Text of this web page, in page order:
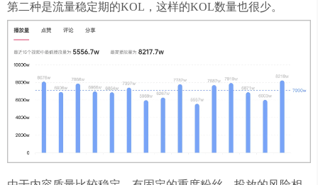
第二种是流量稳定期的KOL，这样的KOL数量也很少。